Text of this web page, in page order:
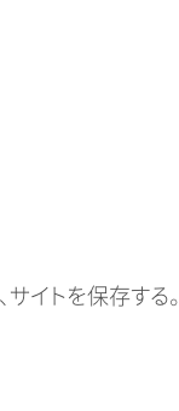
イトを保存する。